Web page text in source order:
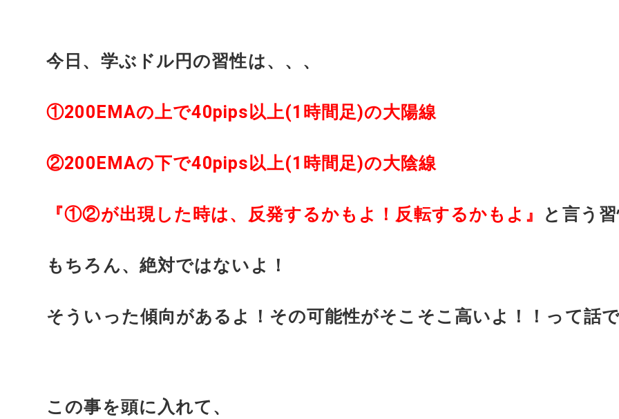
今日、学ぶドル円の習性は、、、
①200EMAの上で40pips以上(1時間足)の大陽線
②200EMAの下で40pips以上(1時間足)の大陰線
『①②が出現した時は、反発するかもよ！反転するかもよ』 と言う
もちろん、絶対ではないよ！
そういった傾向があるよ！その可能性がそこそこ高いよ！！って話
この事を頭に入れて、